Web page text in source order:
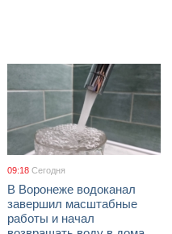
09:18 Сегодня
В Воронеже водоканал
завершил масштабные
работы и начал